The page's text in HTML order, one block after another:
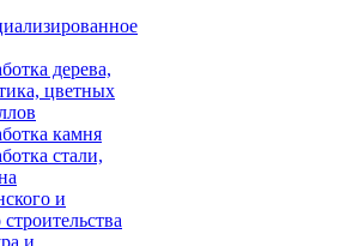
дерева,
цветных
камня
стали,
и
и